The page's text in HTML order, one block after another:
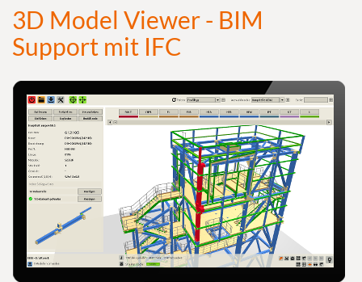
3D Model Viewer - BIM
Support mit IFC